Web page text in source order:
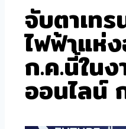
จับตาเท
ไฟฟ้าแห่
ก.ค.นี้ใน
ออนไลน์